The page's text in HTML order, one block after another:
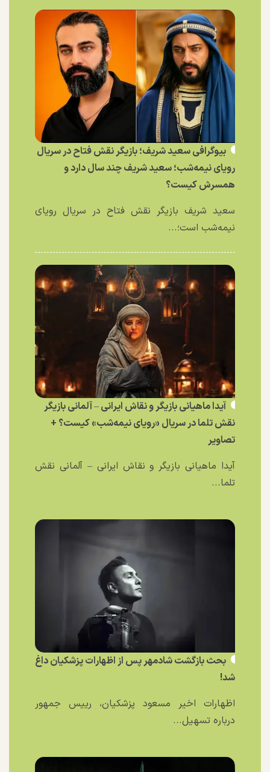
بیوگرافی سعید شریف؛ بازیگر نقش فتاح در سریال
رویای نیمه‌شب؛ سعید شریف چند سال دارد و
همسرش کیست؟
سعید شریف بازیگر نقش فتاح در سریال رویای
نیمه‌شب است؛...
آیدا ماهیانی بازیگر و نقاش ایرانی – آلمانی بازیگر
نقش تلما در سریال «رویای نیمه‌شب» کیست؟ +
تصاویر
آیدا ماهیانی بازیگر و نقاش ایرانی – آلمانی نقش
تلما...
بحث بازگشت شادمهر پس از اظهارات پزشکیان داغ
شد!
اظهارات اخیر مسعود پزشکیان، رییس جمهور
درباره تسهیل...